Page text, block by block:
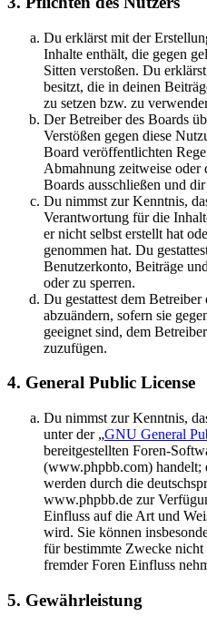
Du erklärst mit der
Inhalte enthält, die gegen
Sitten verstoßen. Du
besitzt, die in deinen
zu setzen bzw. zu
Der Betreiber des Boards
Verstößen gegen diese
Board veröffentlichten
Abmahnung zeitweise oder
Boards ausschließen und
Du nimmst zur Kenntnis,
Verantwortung für die
er nicht selbst erstellt hat
genommen hat. Du
Benutzerkonto, Beiträge
oder zu sperren.
Du gestattest dem
abzuändern, sofern sie
geeignet sind, dem
zuzufügen.
4. General Public License
Du nimmst zur Kenntnis,
unter der „GNU General
bereitgestellten Foren-
(www.phpbb.com) handelt;
werden durch die
www.phpbb.de zur
Einfluss auf die Art und
wird. Sie können
für bestimmte Zwecke nicht
fremder Foren Einfluss
5. Gewährleistung